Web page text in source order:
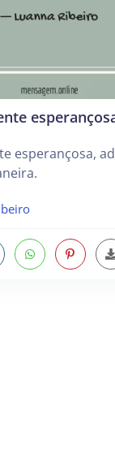
esperançosa,